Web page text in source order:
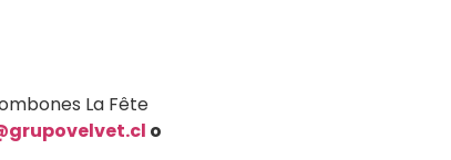
La Fête
velvet.cl o